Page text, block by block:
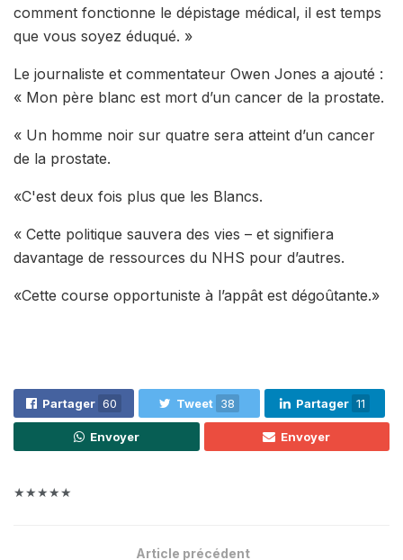
comment fonctionne le dépistage médical, il est temps
que vous soyez éduqué. »
Le journaliste et commentateur Owen Jones a ajouté :
« Mon père blanc est mort d’un cancer de la prostate.
« Un homme noir sur quatre sera atteint d’un cancer
de la prostate.
«C'est deux fois plus que les Blancs.
« Cette politique sauvera des vies – et signifiera
davantage de ressources du NHS pour d’autres.
«Cette course opportuniste à l’appât est dégoûtante.»
Partager 60 Tweet 38 Partager 11
Envoyer Envoyer
★★★★★
Article précédent